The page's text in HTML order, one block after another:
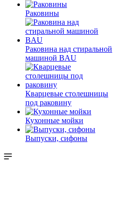
Раковины
Раковина над стиральной
машиной BAU
Кварцевые столешницы
под раковину
Кухонные мойки
Выпуски, сифоны